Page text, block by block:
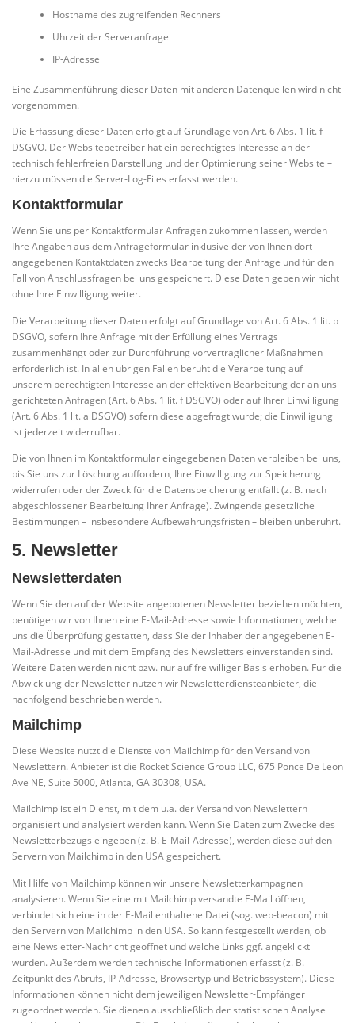
Hostname des zugreifenden Rechners
Uhrzeit der Serveranfrage
IP-Adresse
Eine Zusammenführung dieser Daten mit anderen Datenquellen wird nicht
vorgenommen.
Die Erfassung dieser Daten erfolgt auf Grundlage von Art. 6 Abs. 1 lit. f
DSGVO. Der Websitebetreiber hat ein berechtigtes Interesse an der
technisch fehlerfreien Darstellung und der Optimierung seiner Website –
hierzu müssen die Server-Log-Files erfasst werden.
Kontaktformular
Wenn Sie uns per Kontaktformular Anfragen zukommen lassen, werden
Ihre Angaben aus dem Anfrageformular inklusive der von Ihnen dort
angegebenen Kontaktdaten zwecks Bearbeitung der Anfrage und für den
Fall von Anschlussfragen bei uns gespeichert. Diese Daten geben wir nicht
ohne Ihre Einwilligung weiter.
Die Verarbeitung dieser Daten erfolgt auf Grundlage von Art. 6 Abs. 1 lit. b
DSGVO, sofern Ihre Anfrage mit der Erfüllung eines Vertrags
zusammenhängt oder zur Durchführung vorvertraglicher Maßnahmen
erforderlich ist. In allen übrigen Fällen beruht die Verarbeitung auf
unserem berechtigten Interesse an der effektiven Bearbeitung der an uns
gerichteten Anfragen (Art. 6 Abs. 1 lit. f DSGVO) oder auf Ihrer Einwilligung
(Art. 6 Abs. 1 lit. a DSGVO) sofern diese abgefragt wurde; die Einwilligung
ist jederzeit widerrufbar.
Die von Ihnen im Kontaktformular eingegebenen Daten verbleiben bei uns,
bis Sie uns zur Löschung auffordern, Ihre Einwilligung zur Speicherung
widerrufen oder der Zweck für die Datenspeicherung entfällt (z. B. nach
abgeschlossener Bearbeitung Ihrer Anfrage). Zwingende gesetzliche
Bestimmungen – insbesondere Aufbewahrungsfristen – bleiben unberührt.
5. Newsletter
Newsletter­daten
Wenn Sie den auf der Website angebotenen Newsletter beziehen möchten,
benötigen wir von Ihnen eine E-Mail-Adresse sowie Informationen, welche
uns die Überprüfung gestatten, dass Sie der Inhaber der angegebenen E-
Mail-Adresse und mit dem Empfang des Newsletters einverstanden sind.
Weitere Daten werden nicht bzw. nur auf freiwilliger Basis erhoben. Für die
Abwicklung der Newsletter nutzen wir Newsletterdiensteanbieter, die
nachfolgend beschrieben werden.
Mailchimp
Diese Website nutzt die Dienste von Mailchimp für den Versand von
Newslettern. Anbieter ist die Rocket Science Group LLC, 675 Ponce De Leon
Ave NE, Suite 5000, Atlanta, GA 30308, USA.
Mailchimp ist ein Dienst, mit dem u.a. der Versand von Newslettern
organisiert und analysiert werden kann. Wenn Sie Daten zum Zwecke des
Newsletterbezugs eingeben (z. B. E-Mail-Adresse), werden diese auf den
Servern von Mailchimp in den USA gespeichert.
Mit Hilfe von Mailchimp können wir unsere Newsletterkampagnen
analysieren. Wenn Sie eine mit Mailchimp versandte E-Mail öffnen,
verbindet sich eine in der E-Mail enthaltene Datei (sog. web-beacon) mit
den Servern von Mailchimp in den USA. So kann festgestellt werden, ob
eine Newsletter-Nachricht geöffnet und welche Links ggf. angeklickt
wurden. Außerdem werden technische Informationen erfasst (z. B.
Zeitpunkt des Abrufs, IP-Adresse, Browsertyp und Betriebssystem). Diese
Informationen können nicht dem jeweiligen Newsletter-Empfänger
zugeordnet werden. Sie dienen ausschließlich der statistischen Analyse